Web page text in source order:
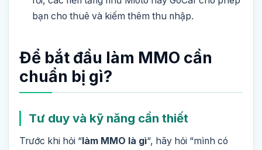
bạn cho thuê và kiếm thêm thu nhập.
Để bắt đầu làm MMO cần
chuẩn bị gì?
Tư duy và kỹ năng cần thiết
Trước khi hỏi “làm MMO là gì“, hãy hỏi “mình có